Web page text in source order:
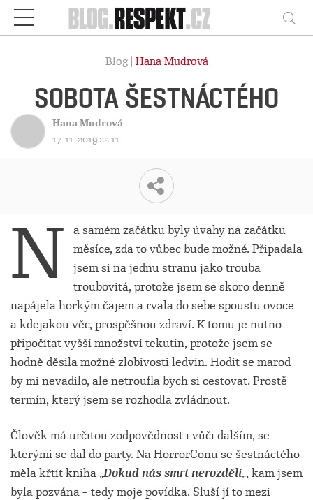
Respekt
Blog | Hana Mudrová
SOBOTA ŠESTNÁCTÉHO
Hana Mudrová
17. 11. 2019 22:11
N
a samém začátku byly úvahy na začátku
měsíce, zda to vůbec bude možné. Připadala
jsem si na jednu stranu jako trouba
troubovitá, protože jsem se skoro denně
napájela horkým čajem a rvala do sebe spoustu ovoce
a kdejakou věc, prospěšnou zdraví. K tomu je nutno
připočítat vyšší množství tekutin, protože jsem se
hodně děsila možné zlobivosti ledvin. Hodit se marod
by mi nevadilo, ale netroufla bych si cestovat. Prostě
termín, který jsem se rozhodla zvládnout.
Člověk má určitou zodpovědnost i vůči dalším, se
kterými se dal do party. Na HorrorConu se šestnáctého
měla křtít kniha „Dokud nás smrt nerozdělí„, kam jsem
byla pozvána – tedy moje povídka. Sluší jí to mezi